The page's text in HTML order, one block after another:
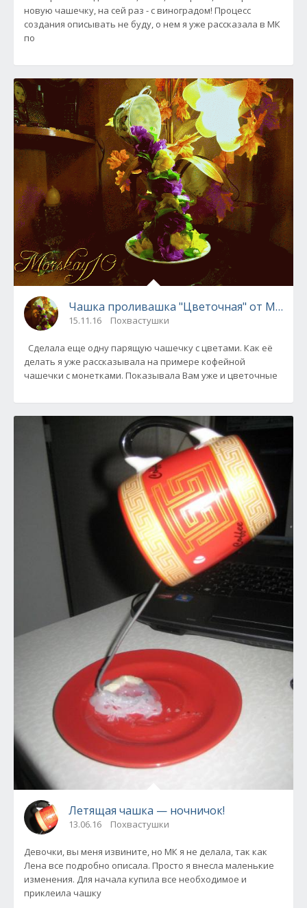
новую чашечку, на сей раз - с виноградом! Процесс
создания описывать не буду, о нем я уже рассказала в МК
по
Чашка проливашка "Цветочная" от
15.11.16 Похвастушки
Сделала еще одну парящую чашечку с цветами. Как её
делать я уже рассказывала на примере кофейной
чашечки с монетками. Показывала Вам уже и цветочные
Летящая чашка — ночничок!
13.06.16 Похвастушки
Девочки, вы меня извините, но МК я не делала, так как
Лена все подробно описала. Просто я внесла маленькие
изменения. Для начала купила все необходимое и
приклеила чашку